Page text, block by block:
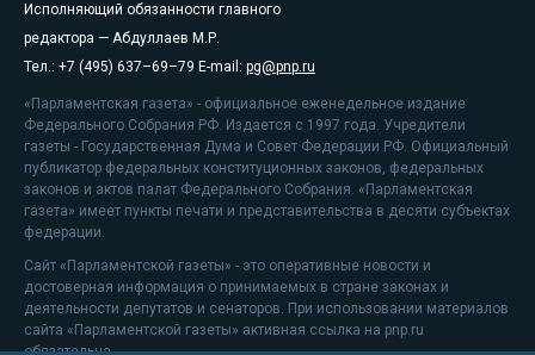
Исполняющий обязанности главного
редактора — Абдуллаев М.Р.
Тел.: +7 (495) 637–69–79 E-mail: pg@pnp.ru
«Парламентская газета» - официальное еженедельное издание
Федерального Собрания РФ. Издается с 1997 года. Учредители
газеты - Государственная Дума и Совет Федерации РФ. Официальный
публикатор федеральных конституционных законов, федеральных
законов и актов палат Федерального Собрания. «Парламентская
газета» имеет пункты печати и представительства в десяти субъектах
федерации.
Сайт «Парламентской газеты» - это оперативные новости и
достоверная информация о принимаемых в стране законах и
деятельности депутатов и сенаторов. При использовании материалов
сайта «Парламентской газеты» активная ссылка на pnp.ru